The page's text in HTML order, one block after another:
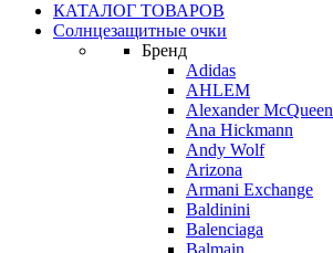
КАТАЛОГ ТОВАРОВ
Солнцезащитные очки
Бренд
Adidas
AHLEM
Alexander McQueen
Ana Hickmann
Andy Wolf
Arizona
Armani Exchange
Baldinini
Balenciaga
Balmain